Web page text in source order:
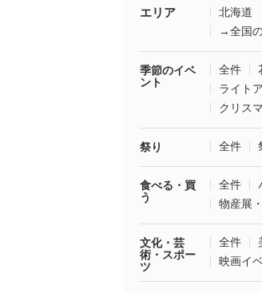
エリア 北海道
→全国
季節のイベ
ント
全件
ライト
クリス
祭り 全件
食べる・買
う
全件
物産展
文化・芸
術・スポー
ツ
全件
映画イ